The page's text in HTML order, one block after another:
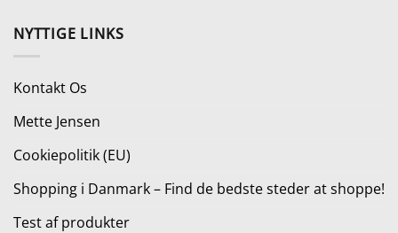
NYTTIGE LINKS
Kontakt Os
Mette Jensen
Cookiepolitik (EU)
Shopping i Danmark – Find de bedste steder at shoppe!
Test af produkter